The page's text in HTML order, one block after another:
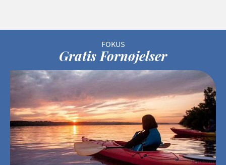
Gratis Fornøjelser